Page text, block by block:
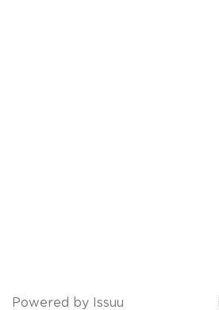
Powered by Issuu